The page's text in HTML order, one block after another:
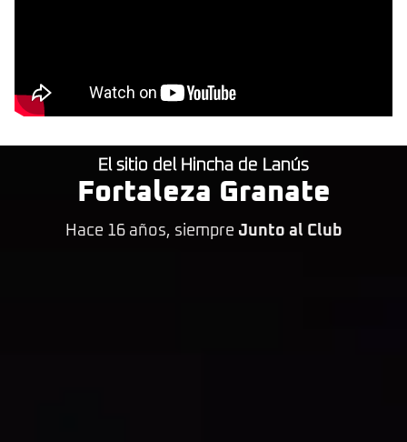
El sitio del Hincha de Lanús
Fortaleza Granate
Hace 16 años, siempre Junto al Club